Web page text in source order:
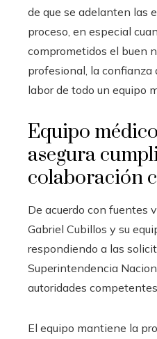
de que se adelanten las
proceso, en especial
comprometidos el buen
profesional, la confianza
labor de todo un equipo
Equipo
asegura
colaboración
De acuerdo con fuentes
Gabriel Cubillos y su
respondiendo a las
Superintendencia
autoridades competentes.
El equipo mantiene la